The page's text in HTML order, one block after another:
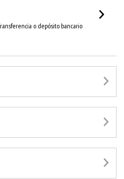
o depósito bancario